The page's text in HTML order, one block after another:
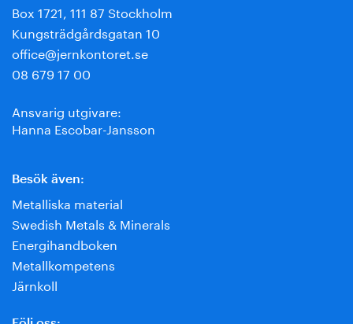
Box 1721, 111 87 Stockholm
Kungsträdgårdsgatan 10
office@jernkontoret.se
08 679 17 00
Ansvarig utgivare:
Hanna Escobar-Jansson
Besök även:
Metalliska material
Swedish Metals & Minerals
Energihandboken
Metallkompetens
Järnkoll